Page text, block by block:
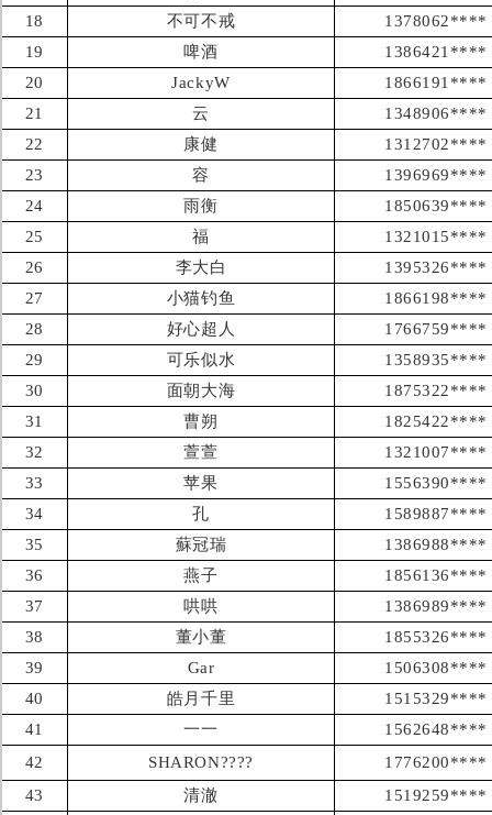
18
不可不戒
1378062****
19
啤酒
1386421****
20
JackyW
1866191****
21
云
1348906****
22
康健
1312702****
23
容
1396969****
24
雨衡
1850639****
25
福
1321015****
26
李大白
1395326****
27
小猫钓鱼
1866198****
28
好心超人
1766759****
29
可乐似水
1358935****
30
面朝大海
1875322****
31
曹朔
1825422****
32
萱萱
1321007****
33
苹果
1556390****
34
孔
1589887****
35
蘇冠瑞
1386988****
36
燕子
1856136****
37
哄哄
1386989****
38
董小董
1855326****
39
Gar
1506308****
40
皓月千里
1515329****
41
一一
1562648****
42
SHARON????
1776200****
43
清澈
1519259****